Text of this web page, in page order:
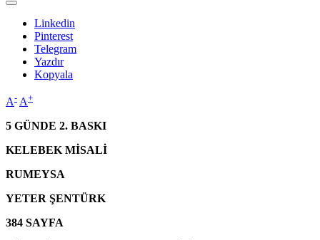
Linkedin
Pinterest
Telegram
Yazdır
Kopyala
A- A+
5 GÜNDE 2. BASKI
KELEBEK MİSALİ
RUMEYSA
YETER ŞENTÜRK
384 SAYFA